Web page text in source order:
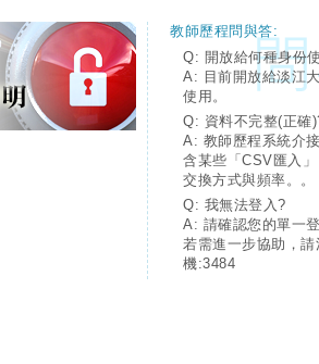
教師歷程問與答:
Q: 開放給何種身份
A: 目前開放給淡江
使用。
Q: 資料不完整(正確
A: 教師歷程系統介
含某些「CSV匯入
交換方式與頻率。。
Q: 我無法登入?
A: 請確認您的單一
若需進一步協助，
機:3484